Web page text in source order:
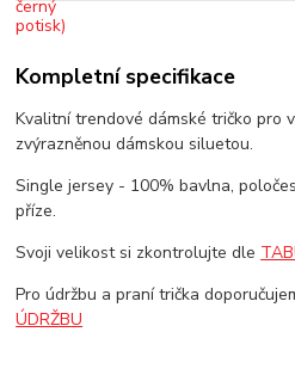
Kompletní specifikace
Kvalitní trendové dámské tričko pro
zvýrazněnou dámskou siluetou.
Single jersey - 100% bavlna,
příze.
Svoji velikost si zkontrolujte dle
Pro údržbu a praní trička
ÚDRŽBU